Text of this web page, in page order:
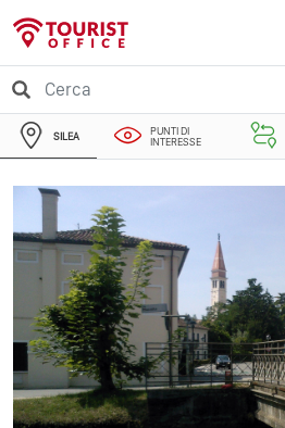
SILEA
PUNTI DI
INTERESSE